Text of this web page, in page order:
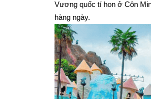
Vương quốc tí hon ở Côn
hàng ngày.